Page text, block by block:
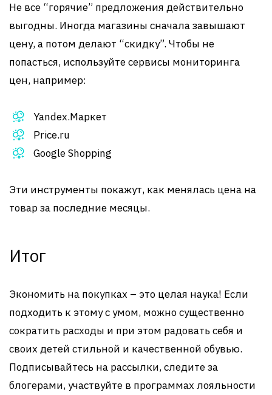
Не все “горячие” предложения действительно
выгодны. Иногда магазины сначала завышают
цену, а потом делают “скидку”. Чтобы не
попасться, используйте сервисы мониторинга
цен, например:
Yandex.Маркет
Price.ru
Google Shopping
Эти инструменты покажут, как менялась цена на
товар за последние месяцы.
Итог
Экономить на покупках – это целая наука! Если
подходить к этому с умом, можно существенно
сократить расходы и при этом радовать себя и
своих детей стильной и качественной обувью.
Подписывайтесь на рассылки, следите за
блогерами, участвуйте в программах лояльности